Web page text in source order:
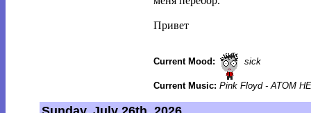
Привет
Current Mood: sick
Current Music: Pink Floyd - ATOM